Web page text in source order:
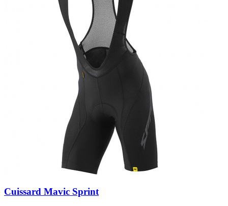
Cuissard Mavic Sprint